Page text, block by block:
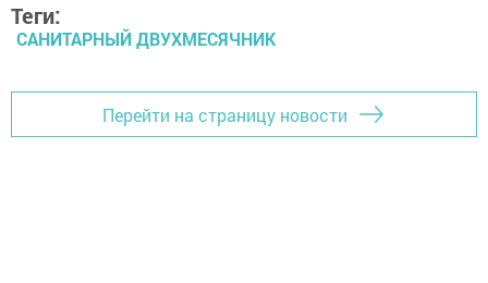
Теги:
САНИТАРНЫЙ ДВУХМЕСЯЧНИК
Перейти на страницу новости